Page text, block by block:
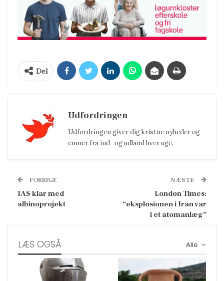
Del
Udfordringen
Udfordringen giver dig kristne nyheder og
emner fra ind- og udland hver uge.
FORRIGE
IAS klar med
albinoprojekt
NÆSTE
London Times:
“eksplosionen i Iran var
i et atomanlæg”
Alle
LÆS OGSÅ